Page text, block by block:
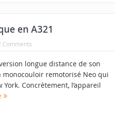
en A321
Comments
longue distance de son
monocouloir remotorisé Neo qui
Concrètement, l’appareil